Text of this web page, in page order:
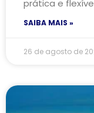
prática e
SAIBA MAIS »
26 de agosto de